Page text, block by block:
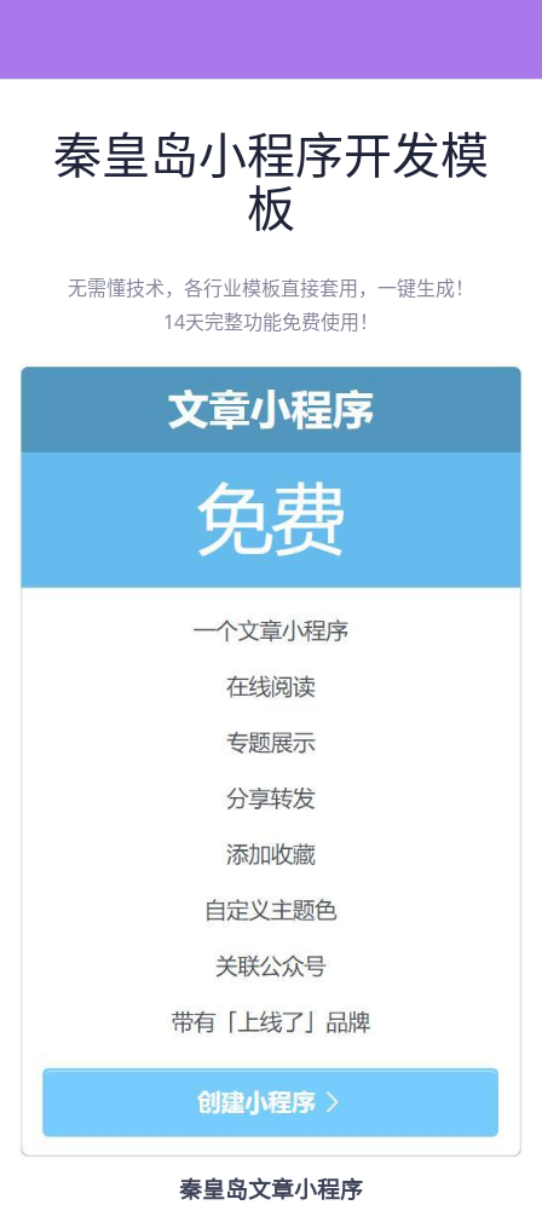
秦皇岛小程序开发模
板
无需懂技术，各行业模板直接套用，一键生成！
14天完整功能免费使用！
秦皇岛文章小程序